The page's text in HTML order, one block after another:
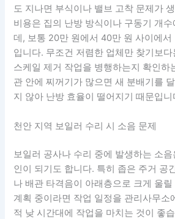
도 지나면 부식이나 밸브 고착 문제가
비용은 집의 난방 방식이나 구동기 개
데, 보통 20만 원에서 40만 원 사이에서
입니다. 무조건 저렴한 업체만 찾기보
스케일 제거 작업을 병행하는지 확인하
관 안에 찌꺼기가 많으면 새 분배기를
지 않아 난방 효율이 떨어지기 때문입니
천안 지역 보일러 수리 시 소음 문제
보일러 공사나 수리 중에 발생하는 소
인이 되기도 합니다. 특히 좁은 주거 공
나 배관 타격음이 아래층으로 크게 울
계획 중이라면 작업 일정을 관리사무소
적 낮 시간대에 작업을 마치는 것이 좋